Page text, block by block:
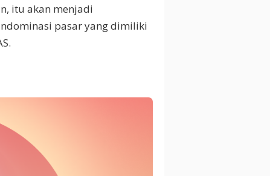
itu akan menjadi
pasar yang dimiliki